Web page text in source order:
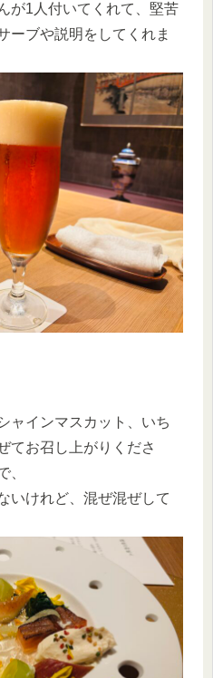
が1人付いてくれて、堅苦
ーブや説明をしてくれま
ャインマスカット、いち
てお召し上がりくださ
、
いけれど、混ぜ混ぜして